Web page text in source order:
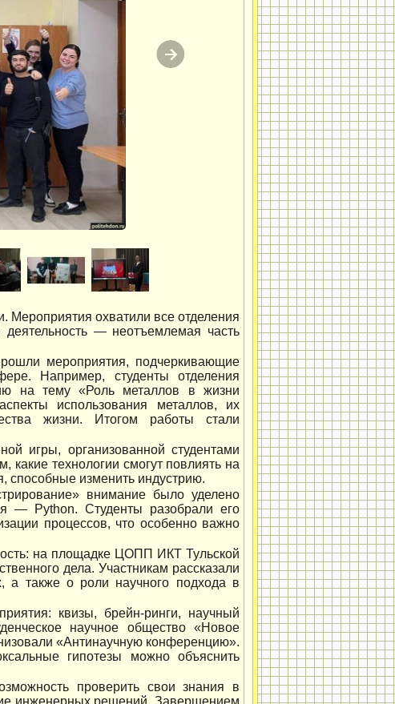
охватили все отделения
деятельность — неотъемлемая часть
мероприятия, подчеркивающие
Например, студенты отделения
на тему «Роль металлов в жизни
использования металлов, их
жизни. Итогом работы стали
игры, организованной студентами
технологии смогут повлиять на
способные изменить индустрию.
внимание было уделено
— Python. Студенты разобрали его
процессов, что особенно важно
на площадке ЦОПП ИКТ Тульской
дела. Участникам рассказали
а также о роли научного подхода в
квизы, брейн-ринги, научный
научное общество «Новое
«Антинаучную конференцию».
гипотезы можно объяснить
проверить свои знания в